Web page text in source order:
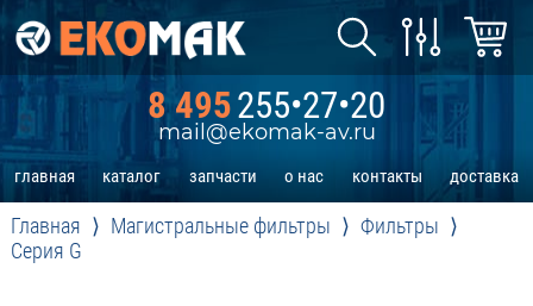
8 495255•27•20
mail@ekomak-av.ru
главная каталог запчасти о нас контакты доставка
Главная Магистральные фильтры
Фильтры
Серия G